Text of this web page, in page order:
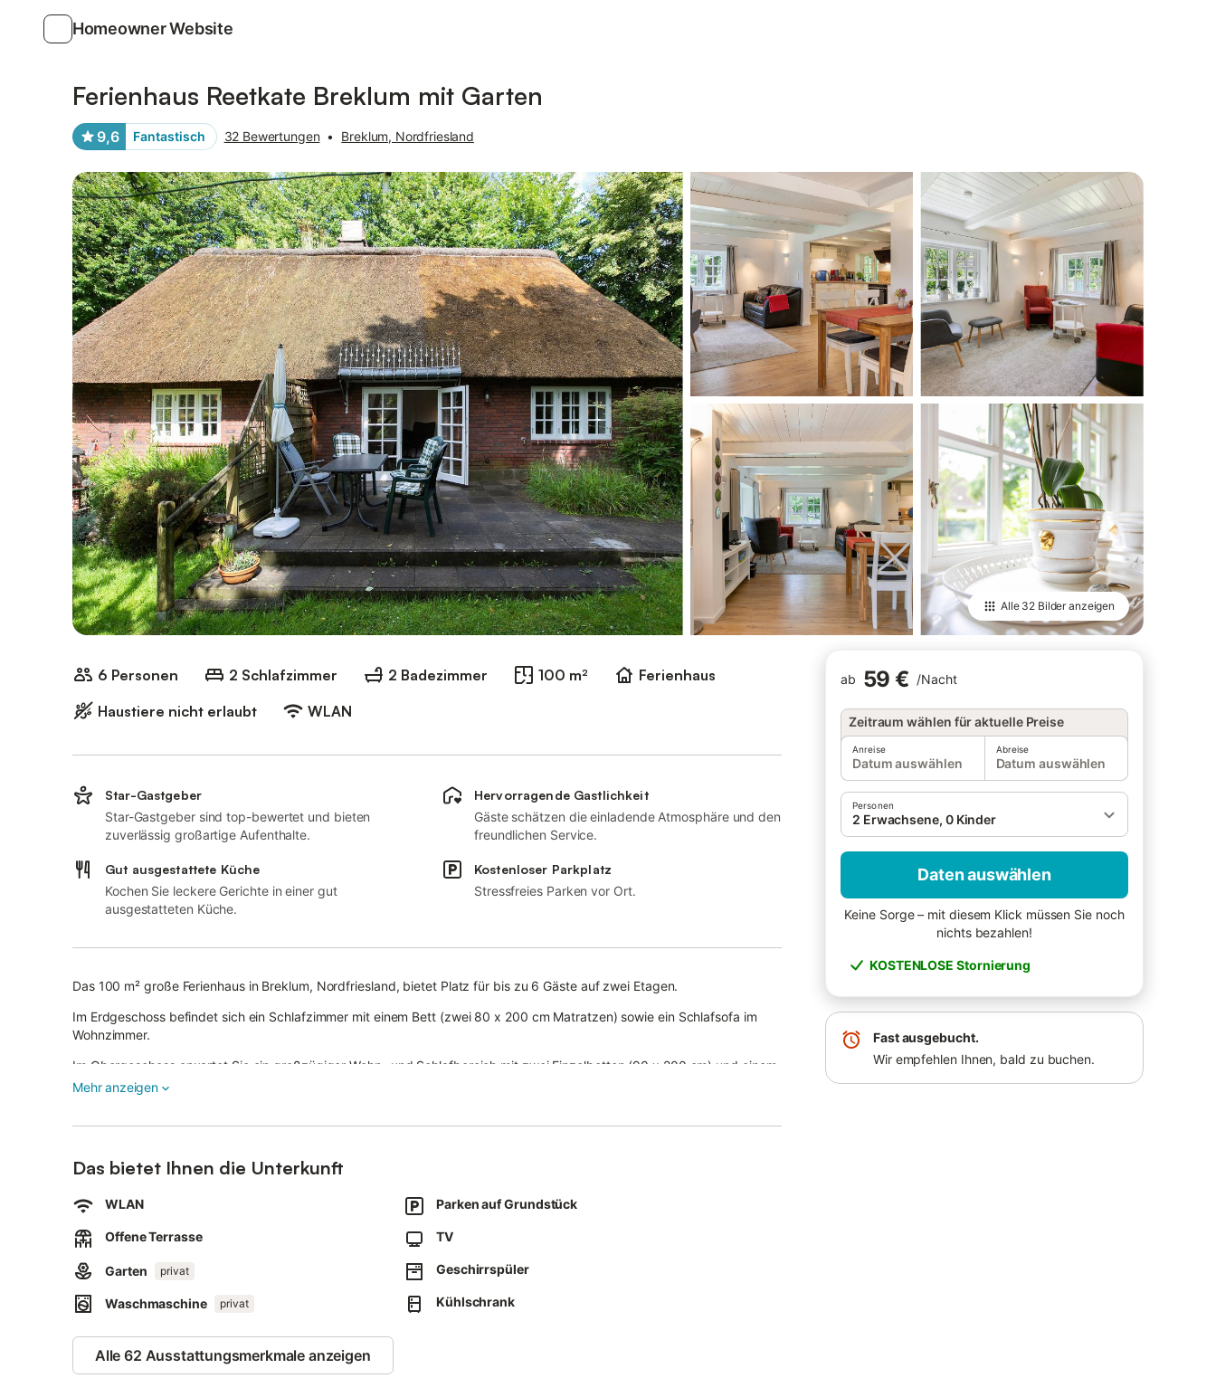
Homeowner Website
Ferienhaus Reetkate Breklum mit Garten
9,6 Fantastisch 32 Bewertungen • Breklum, Nordfriesland
Alle 32 Bilderanzeigen
Bilder Ausstattung Bewertungen
6 Personen 2 Schlafzimmer 2 Badezimmer 100 m²
Ferienhaus
Haustiere nicht erlaubt
WLAN
ab 59 € /Nacht
Zeitraum wählen für aktuelle Preise
Anreise
Datum auswählen
Abreise
Datum auswählen
Personen
2 Erwachsene, 0 Kinder
Daten auswählen
Keine Sorge – mit diesem Klick müssen Sie noch
nichts bezahlen!
KOSTENLOSE Stornierung
Fast ausgebucht.
Wir empfehlen Ihnen, bald zu buchen.
Star-Gastgeber
Star-Gastgeber sind top-bewertet und bieten
zuverlässig großartige Aufenthalte.
Hervorragende Gastlichkeit
Gäste schätzen die einladende Atmosphäre und den
freundlichen Service.
Gut ausgestattete Küche
Kochen Sie leckere Gerichte in einer gut
ausgestatteten Küche.
Kostenloser Parkplatz
Stressfreies Parken vor Ort.
Das 100 m² große Ferienhaus in Breklum, Nordfriesland, bietet Platz für bis zu 6 Gäste auf zwei Etagen.
Im Erdgeschoss befindet sich ein Schlafzimmer mit einem Bett (zwei 80 x 200 cm Matratzen) sowie ein Schlafsofa im
Wohnzimmer.
Im Obergeschoss erwartet Sie ein großzügiger Wohn- und Schlafbereich mit zwei Einzelbetten (90 x 200 cm) und einem
weiteren Bett (80 x 200 cm). Zwei Bäder mit Dusche sowie eine voll ausgestattete Küche stehen Ihnen zur Verfügung.
Das Haus ist barrierefrei zugänglich und innen stufenlos gestaltet.
Im Außenbereich genießen Sie einen großen Garten mit gemütlichen Sitzplätzen, Strandkorb, Fischteich und zwei
privaten, nicht überdachten Terrassen mit Sonnenschirmen.
Ein gemeinschaftlicher Grill steht für Mahlzeiten im Freien bereit.
Es gibt zwei gemeinschaftlich genutzte Parkplätze am Haus sowie Parkmöglichkeiten an der Straße. Ein gemeinsamer
Fahrradraum steht zur Verfügung, zudem können Sie zwei Fahrräder nutzen.
Ein Shuttle-Service zum Bahnhof wird angeboten, öffentliche Verkehrsmittel sind in der Nähe. Veranstaltungen sind nicht
gestattet.
Mehr anzeigen
Das bietet Ihnen die Unterkunft
WLAN Parken auf Grundstück
Offene Terrasse TV
Garten privat Geschirrspüler
Waschmaschine privat Kühlschrank
Alle 62 Ausstattungsmerkmale anzeigen